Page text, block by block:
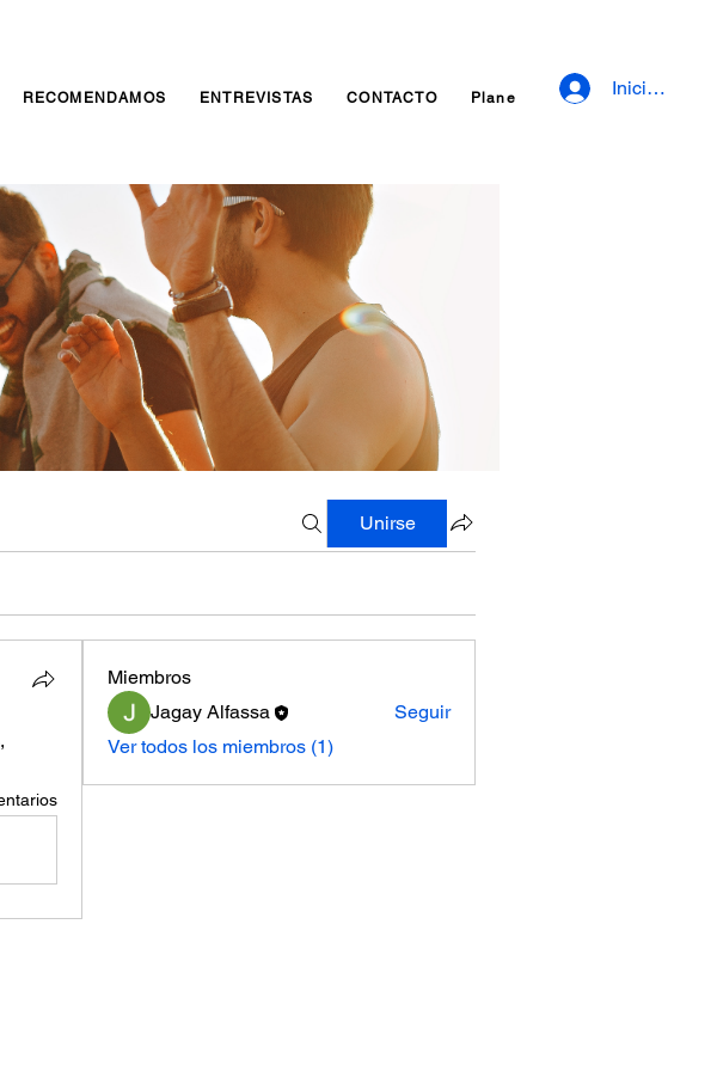
RECOMENDAMOS ENTREVISTAS CONTACTO Planes y precios Iniciar
Unirse
Miembros
Jagay Alfassa
Seguir
Ver todos los miembros (1)